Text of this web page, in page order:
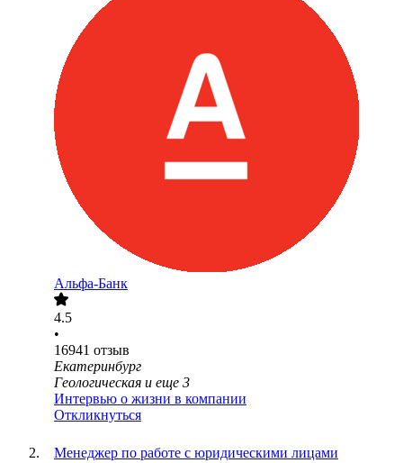
Альфа-Банк
4.5
•
16941 отзыв
Екатеринбург
Геологическая и еще 3
Интервью о жизни в компании
Откликнуться
Менеджер по работе с юридическими лицами